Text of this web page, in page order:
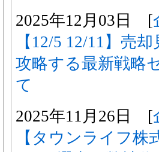
2025年12月03日 [
【12/5 12/11】売
攻略する最新戦略
て
2025年11月26日 [
【タウンライフ株